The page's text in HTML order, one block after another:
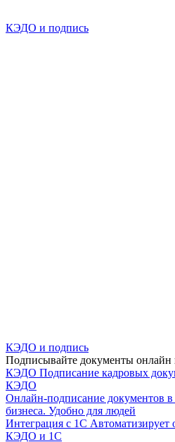
КЭДО и подпись
КЭДО и подпись
Подписывайте документы онлайн
КЭДО Подписание кадровых
КЭДО
Онлайн-подписание документов
бизнеса. Удобно для людей
Интеграция с 1С
КЭДО и 1С